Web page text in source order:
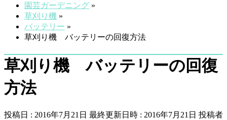
園芸ガーデニング »
草刈り機 »
バッテリー »
草刈り機 バッテリーの回復方法
草刈り機 バッテリーの回復
方法
投稿日 : 2016年7月21日 最終更新日時 : 2016年7月21日 投稿者